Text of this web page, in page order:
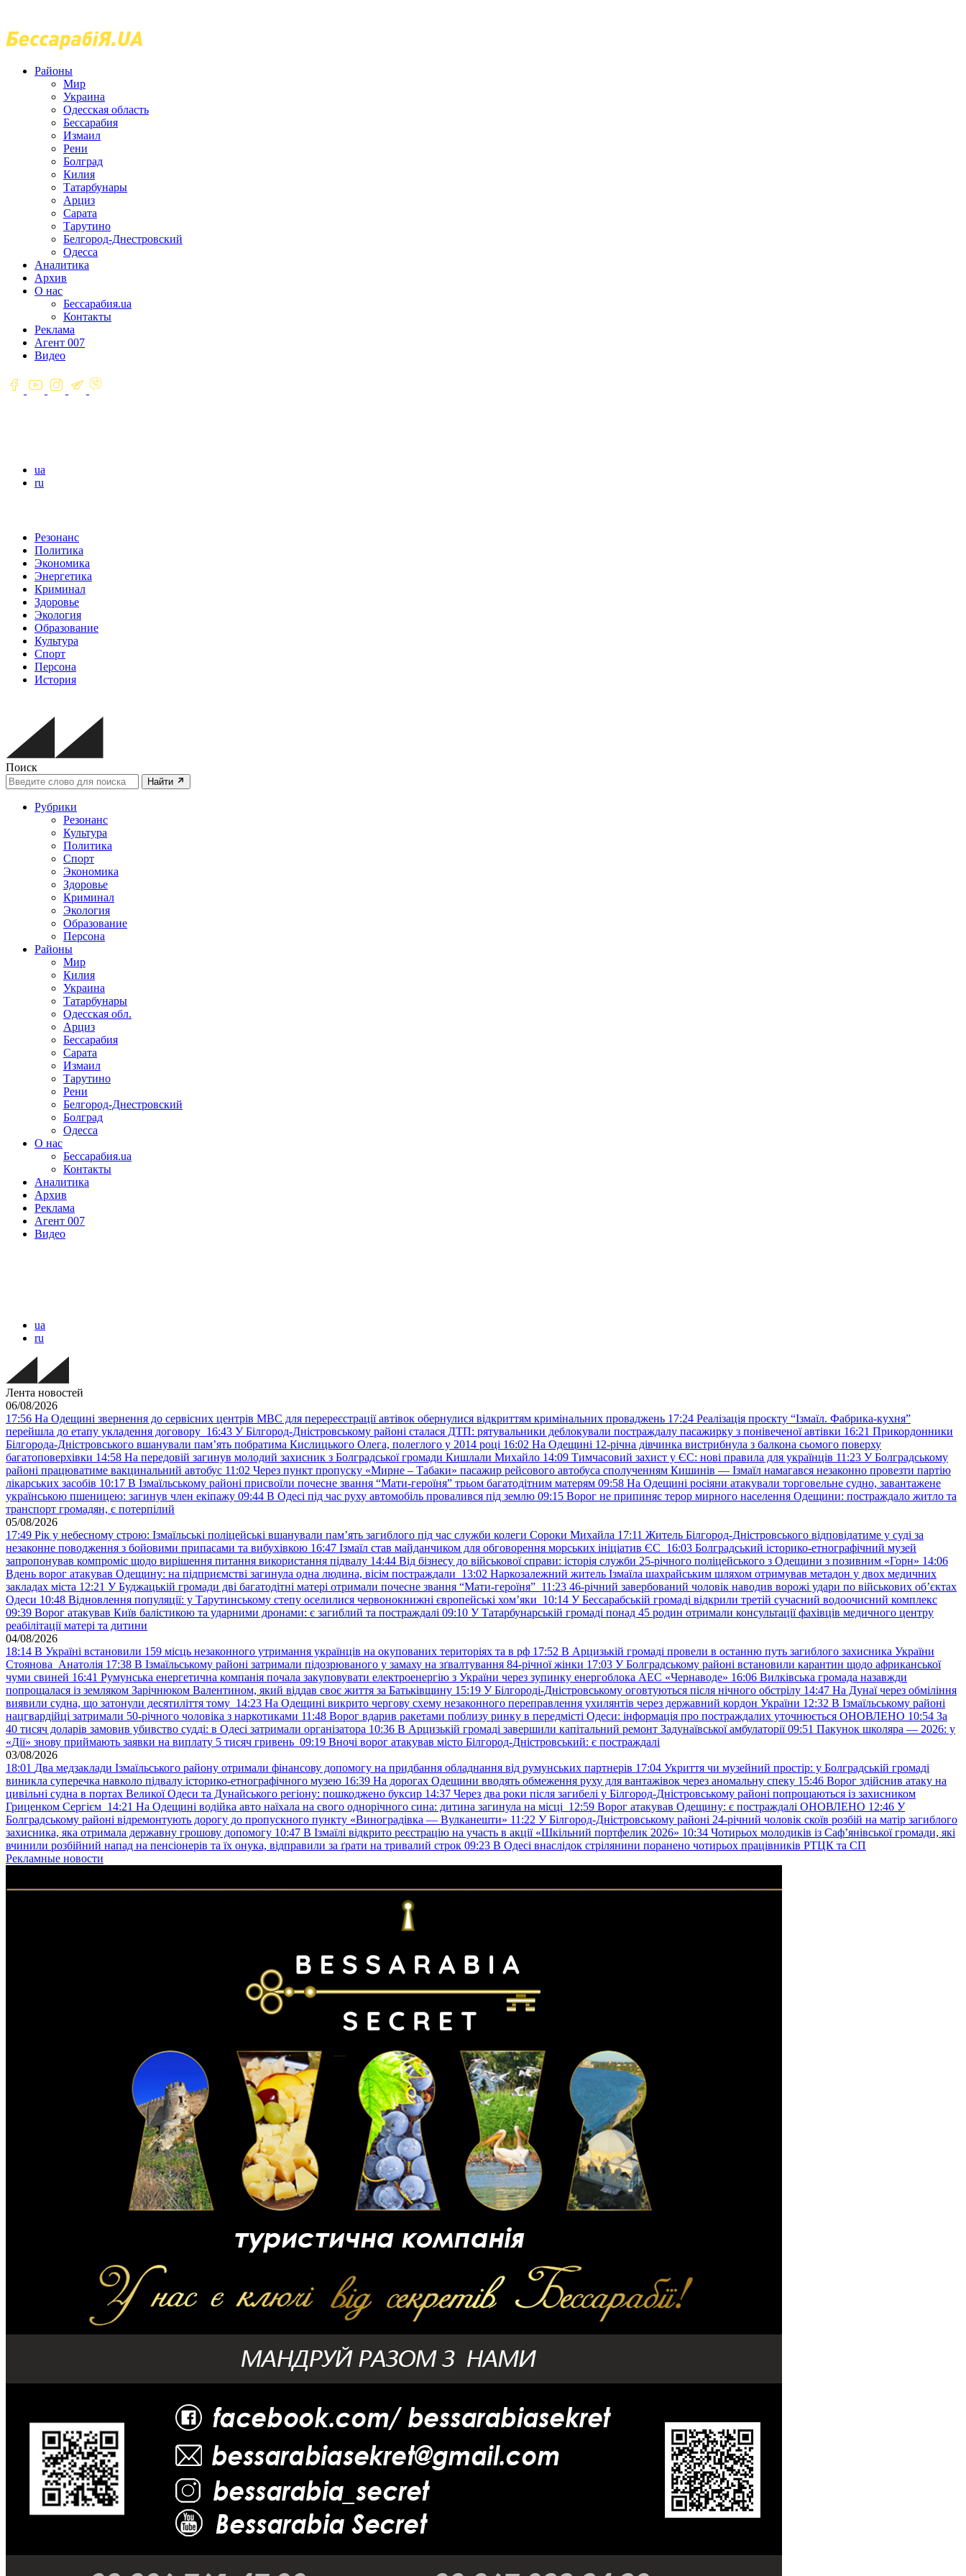
Районы
Мир
Украина
Одесская область
Бессарабия
Измаил
Рени
Болград
Килия
Татарбунары
Арциз
Сарата
Тарутино
Белгород-Днестровский
Одесса
Аналитика
Архив
О нас
Бессарабия.ua
Контакты
Реклама
Агент 007
Видео
ua
ru
Резонанс
Политика
Экономика
Энергетика
Криминал
Здоровье
Экология
Образование
Культура
Спорт
Персона
История
Поиск
Найти
Рубрики
Резонанс
Культура
Политика
Спорт
Экономика
Здоровье
Криминал
Экология
Образование
Персона
Районы
Мир
Килия
Украина
Татарбунары
Одесская обл.
Арциз
Бессарабия
Сарата
Измаил
Тарутино
Рени
Белгород-Днестровский
Болград
Одесса
О нас
Бессарабия.ua
Контакты
Аналитика
Архив
Реклама
Агент 007
Видео
ua
ru
Лента новостей
06/08/2026
17:56 На Одещині звернення до сервісних центрів МВС для перереєстрації автівок обернулися відкриттям кримінальних проваджень 17:24 Реалізація проєкту “Ізмаїл. Фабрика-кухня”
перейшла до етапу укладення договору 16:43 У Білгород-Дністровському районі сталася ДТП: рятувальники деблокували постраждалу пасажирку з понівеченої автівки 16:21 Прикордонники
Білгорода-Дністровського вшанували пам’ять побратима Кислицького Олега, полеглого у 2014 році 16:02 На Одещині 12-річна дівчинка вистрибнула з балкона сьомого поверху
багатоповерхівки 14:58 На передовій загинув молодий захисник з Болградської громади Кишлали Михайло 14:09 Тимчасовий захист у ЄС: нові правила для українців 11:23 У Болградському
районі працюватиме вакцинальний автобус 11:02 Через пункт пропуску «Мирне – Табаки» пасажир рейсового автобуса сполученням Кишинів — Ізмаїл намагався незаконно провезти партію
лікарських засобів 10:17 В Ізмаїльському районі присвоїли почесне звання “Мати-героїня” трьом багатодітним матерям 09:58 На Одещині росіяни атакували торговельне судно, завантажене
українською пшеницею: загинув член екіпажу 09:44 В Одесі під час руху автомобіль провалився під землю 09:15 Ворог не припиняє терор мирного населення Одещини: постраждало житло та
транспорт громадян, є потерпілий
05/08/2026
17:49 Рік у небесному строю: Ізмаїльські поліцейські вшанували пам’ять загиблого під час служби колеги Сороки Михайла 17:11 Житель Білгород-Дністровського відповідатиме у суді за
незаконне поводження з бойовими припасами та вибухівкою 16:47 Ізмаїл став майданчиком для обговорення морських ініціатив ЄС 16:03 Болградський історико-етнографічний музей
запропонував компроміс щодо вирішення питання використання підвалу 14:44 Від бізнесу до військової справи: історія служби 25-річного поліцейського з Одещини з позивним «Горн» 14:06
Вдень ворог атакував Одещину: на підприємстві загинула одна людина, вісім постраждали 13:02 Наркозалежний житель Ізмаїла шахрайським шляхом отримував метадон у двох медичних
закладах міста 12:21 У Буджацькій громади дві багатодітні матері отримали почесне звання “Мати-героїня” 11:23 46-річний завербований чоловік наводив ворожі удари по військових обʼєктах
Одеси 10:48 Відновлення популяції: у Тарутинському степу оселилися червонокнижні європейські хом’яки 10:14 У Бессарабській громаді відкрили третій сучасний водоочисний комплекс
09:39 Ворог атакував Київ балістикою та ударними дронами: є загиблий та постраждалі 09:10 У Татарбунарській громаді понад 45 родин отримали консультації фахівців медичного центру
реабілітації матері та дитини
04/08/2026
18:14 В Україні встановили 159 місць незаконного утримання українців на окупованих територіях та в рф 17:52 В Арцизькій громаді провели в останню путь загиблого захисника України
Стоянова Анатолія 17:38 В Ізмаїльському районі затримали підозрюваного у замаху на зґвалтування 84-річної жінки 17:03 У Болградському районі встановили карантин щодо африканської
чуми свиней 16:41 Румунська енергетична компанія почала закуповувати електроенергію з України через зупинку енергоблока АЕС «Чернаводе» 16:06 Вилківська громада назавжди
попрощалася із земляком Зарічнюком Валентином, який віддав своє життя за Батьківщину 15:19 У Білгороді-Дністровському оговтуються після нічного обстрілу 14:47 На Дунаї через обміління
виявили судна, що затонули десятиліття тому 14:23 На Одещині викрито чергову схему незаконного переправлення ухилянтів через державний кордон України 12:32 В Ізмаїльському районі
нацгвардійці затримали 50-річного чоловіка з наркотиками 11:48 Ворог вдарив ракетами поблизу ринку в передмісті Одеси: інформація про постраждалих уточнюється ОНОВЛЕНО 10:54 За
40 тисяч доларів замовив убивство судді: в Одесі затримали організатора 10:36 В Арцизькій громаді завершили капітальний ремонт Задунаївської амбулаторії 09:51 Пакунок школяра — 2026: у
«Дії» знову приймають заявки на виплату 5 тисяч гривень 09:19 Вночі ворог атакував місто Білгород-Дністровський: є постраждалі
03/08/2026
18:01 Два медзаклади Ізмаїльського району отримали фінансову допомогу на придбання обладнання від румунських партнерів 17:04 Укриття чи музейний простір: у Болградській громаді
виникла суперечка навколо підвалу історико-етнографічного музею 16:39 На дорогах Одещини вводять обмеження руху для вантажівок через аномальну спеку 15:46 Ворог здійснив атаку на
цивільні судна в портах Великої Одеси та Дунайського регіону: пошкоджено буксир 14:37 Через два роки після загибелі у Білгород-Дністровському районі попрощаються із захисником
Гриценком Сергієм 14:21 На Одещині водійка авто наїхала на свого однорічного сина: дитина загинула на місці 12:59 Ворог атакував Одещину: є постраждалі ОНОВЛЕНО 12:46 У
Болградському районі відремонтують дорогу до пропускного пункту «Виноградівка — Вулканешти» 11:22 У Білгород-Дністровському районі 24-річний чоловік скоїв розбій на матір загиблого
захисника, яка отримала державну грошову допомогу 10:47 В Ізмаїлі відкрито реєстрацію на участь в акції «Шкільний портфелик 2026» 10:34 Чотирьох молодиків із Саф’янівської громади, які
вчинили розбійний напад на пенсіонерів та їх онука, відправили за ґрати на тривалий строк 09:23 В Одесі внаслідок стрілянини поранено чотирьох працівників РТЦК та СП
Рекламные новости